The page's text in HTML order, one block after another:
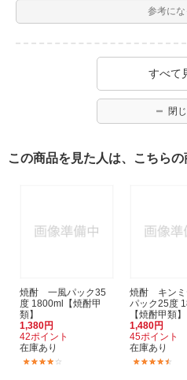
参考にな
すべて
閉
この商品を見た人は、こちら
焼酎 一風パック35
度 1800ml【焼酎甲
類】
1,380円
42ポイント
在庫あり
焼酎 キンミ
パック25度
【焼酎甲類】
1,480円
45ポイント
在庫あり